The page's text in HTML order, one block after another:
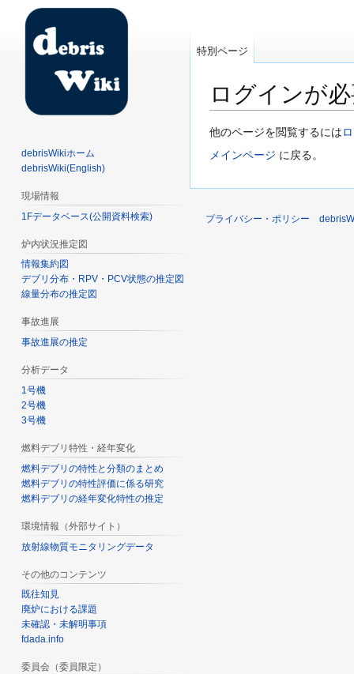
ログインが
ナ
ビ
ョ
検
索
他のページを閲覧するには
メインページ に戻る。
特別ページ
debrisWikiホーム
debrisWiki(English)
現場情報
1Fデータベース(公開資料検索)
炉内状況推定図
情報集約図
デブリ分布・RPV・PCV状態の推定図
線量分布の推定図
事故進展
事故進展の推定
分析データ
1号機
2号機
3号機
燃料デブリ特性・経年変化
燃料デブリの特性と分類のまとめ
燃料デブリの特性評価に係る研究
燃料デブリの経年変化特性の推定
環境情報（外部サイト）
放射線物質モニタリングデータ
その他のコンテンツ
既往知見
廃炉における課題
未確認・未解明事項
fdada.info
委員会（委員限定）
プライバシー・ポリシー